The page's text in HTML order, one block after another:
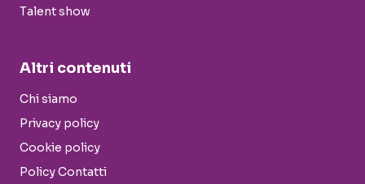
Talent show
Altri contenuti
Chi siamo
Privacy policy
Cookie policy
Policy Contatti